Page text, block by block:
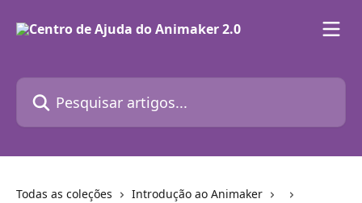
Pesquisar artigos...
Todas as coleções
Introdução ao Animaker